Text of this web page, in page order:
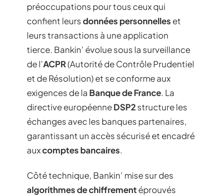
préoccupations pour tous ceux qui
confient leursdonnées personnelles et
leurs transactions à une application
tierce. Bankin’ évolue sous la surveillance
de l’ACPR(Autorité de Contrôle Prudentiel
et de Résolution) et se conforme aux
exigences de la Banque de France. La
directive européenneDSP2structure les
échanges avec les banques partenaires,
garantissant un accès sécurisé et encadré
auxcomptes bancaires.
Côté technique, Bankin’ mise sur des
algorithmes de chiffrementéprouvés